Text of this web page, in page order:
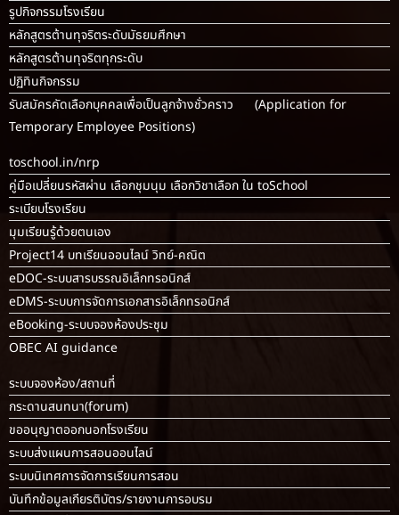
รูปกิจกรรมโรงเรียน
หลักสูตรต้านทุจริตระดับมัธยมศึกษา
หลักสูตรต้านทุจริตทุกระดับ
ปฏิทินกิจกรรม
รับสมัครคัดเลือกบุคคลเพื่อเป็นลูกจ้างชั่วคราว (Application for
Temporary Employee Positions)
toschool.in/nrp
คู่มือเปลี่ยนรหัสผ่าน เลือกชุมนุม เลือกวิชาเลือก ใน toSchool
ระเบียบโรงเรียน
มุมเรียนรู้ด้วยตนเอง
Project14 บทเรียนออนไลน์ วิทย์-คณิต
eDOC-ระบบสารบรรณอิเล็กทรอนิกส์
eDMS-ระบบการจัดการเอกสารอิเล็กทรอนิกส์
eBooking-ระบบจองห้องประชุม
OBEC AI guidance
ระบบจองห้อง/สถานที่
กระดานสนทนา(forum)
ขออนุญาตออกนอกโรงเรียน
ระบบส่งแผนการสอนออนไลน์
ระบบนิเทศการจัดการเรียนการสอน
บันทึกข้อมูลเกียรติบัตร/รายงานการอบรม